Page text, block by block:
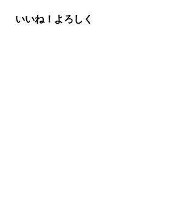
いいね！よろしく